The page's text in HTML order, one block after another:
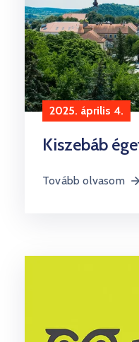
2025. április 4.
Kiszebáb
Tovább olvasom